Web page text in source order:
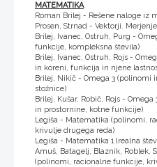
MATEMATIKA
Roman Brilej - Rešene naloge iz
Prosen, Strnad - Vektorji.
Brilej, Ivanec, Ostruh, Purg -
funkcije, kompleksna števila)
Brilej, Ivanec, Ostruh, Rojs -
in koreni, funkcija in njene
Brilej, Nikič - Omega 3 (polinomi
stožnice)
Brilej, Kušar, Robič, Rojs -
in prostornine, kotne funkcije)
Legiša - Matematika (polinomi,
krivulje drugega reda)
Legiša - Matematika 1 (realna
Amuš, Batagelj, Blaznik, Roblek,
(polinomi, racionalne funkcije,